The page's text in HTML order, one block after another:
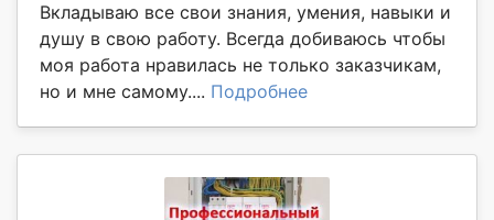
Вкладываю все свои знания, умения, навыки и
душу в свою работу. Всегда добиваюсь чтобы
моя работа нравилась не только заказчикам,
но и мне самому.... Подробнее